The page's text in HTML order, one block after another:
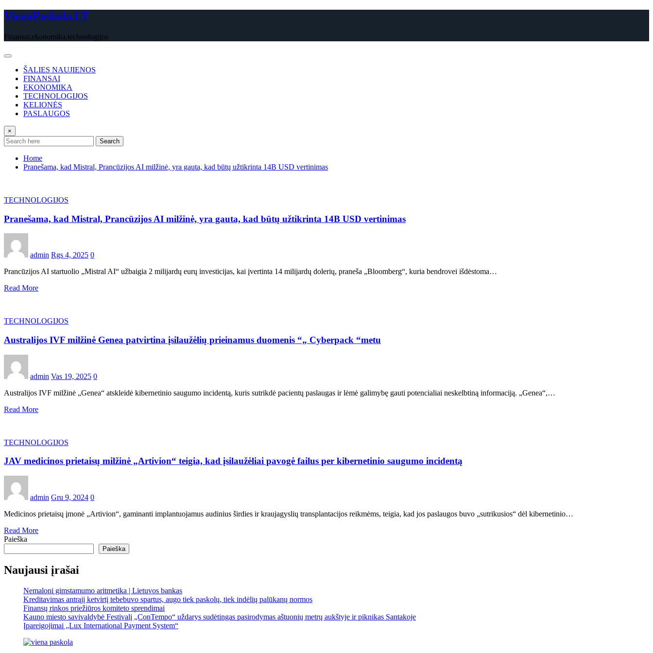
Skip
to
VienaPaskola.LT
Finansai,ekonomika,technologijos
ŠALIES NAUJIENOS
FINANSAI
EKONOMIKA
TECHNOLOGIJOS
KELIONĖS
PASLAUGOS
×
Search
Home
Pranešama, kad Mistral, Prancūzijos AI milžinė, yra gauta, kad būtų užtikrinta 14B USD vertinimas
TECHNOLOGIJOS
Pranešama, kad Mistral, Prancūzijos AI milžinė, yra gauta, kad būtų užtikrinta 14B USD vertinimas
admin Rgs 4, 2025 0
Prancūzijos AI startuolio „Mistral AI“ užbaigia 2 milijardų eurų investicijas, kai įvertinta 14 milijardų dolerių, praneša „Bloomberg“, kuria bendrovei išdėstoma…
Read More
TECHNOLOGIJOS
Australijos IVF milžinė Genea patvirtina įsilaužėlių prieinamus duomenis “„ Cyberpack “metu
admin Vas 19, 2025 0
Australijos IVF milžinė „Genea“ atskleidė kibernetinio saugumo incidentą, kuris sutrikdė pacientų paslaugas ir lėmė galimybę gauti potencialiai neskelbtiną informaciją. „Genea“,…
Read More
TECHNOLOGIJOS
JAV medicinos prietaisų milžinė „Artivion“ teigia, kad įsilaužėliai pavogė failus per kibernetinio saugumo incidentą
admin Gru 9, 2024 0
Medicinos prietaisų įmonė „Artivion“, gaminanti implantuojamus audinius širdies ir kraujagyslių transplantacijos reikmėms, teigia, kad jos paslaugos buvo „sutrikusios“ dėl kibernetinio…
Read More
Paieška
Paieška
Naujausi įrašai
Nemaloni gimstamumo aritmetika | Lietuvos bankas
Kreditavimas antrąjį ketvirtį tebebuvo spartus, augo tiek paskolų, tiek indėlių palūkanų normos
Finansų rinkos priežiūros komiteto sprendimai
Kauno miesto savivaldybė Festivalį „ConTempo“ uždarys sudėtingas pasirodymas aštuonių metrų aukštyje ir piknikas Santakoje
Įpareigojimai „Lux International Payment System“